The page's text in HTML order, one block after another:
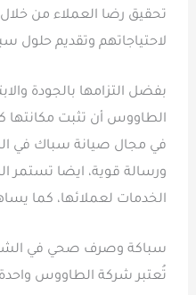
تحقيق رضا العملاء من
لاحتياجاتهم وتقديم حلول
بفضل التزامها بالجودة
الطاووس أن تثبت مكانتها
في مجال صيانة سباك في
ورسالة قوية، ايضا تستمر
الخدمات لعملائها، كما
سباكة وصرف صحي في
تُعتبر شركة الطاووس